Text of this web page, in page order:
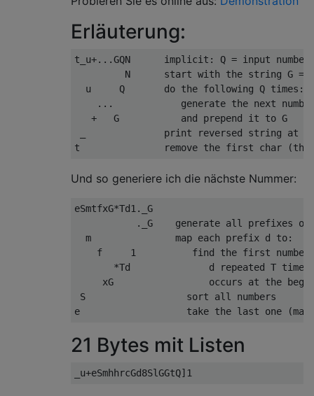
Erläuterung:
t_u+...GQN      implicit: Q = input number
N      start with the string G =
  u     Q       do the following Q times:
...            generate the next
   +   G           and prepend it to G
_              print reversed string at
Und so generiere ich die nächste Nummer:
eSmtfxG*Td1._G
._G    generate all prefixes of
  m               map each prefix d to:
f     1          find the first number
       *Td              d repeated T times
xG                 occurs at the
S                  sort all numbers
21 Bytes mit Listen